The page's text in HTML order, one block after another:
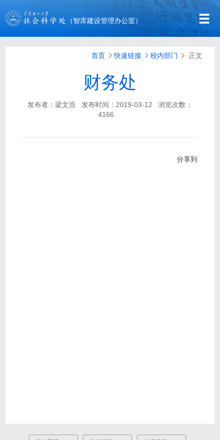
（智库建设管理办公室）
首页 快速链接 校内部门 正文
财务处
发布者：梁文浩 发布时间：2019-03-12
浏览次数：
4166
分享到